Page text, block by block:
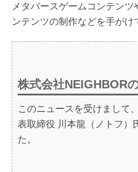
メタバースゲームコンテン
ンテンツの制作などを手がけ
株式会社NEIGHBOR
このニュースを受けまして
表取締役 川本龍（ノトフ）
た。